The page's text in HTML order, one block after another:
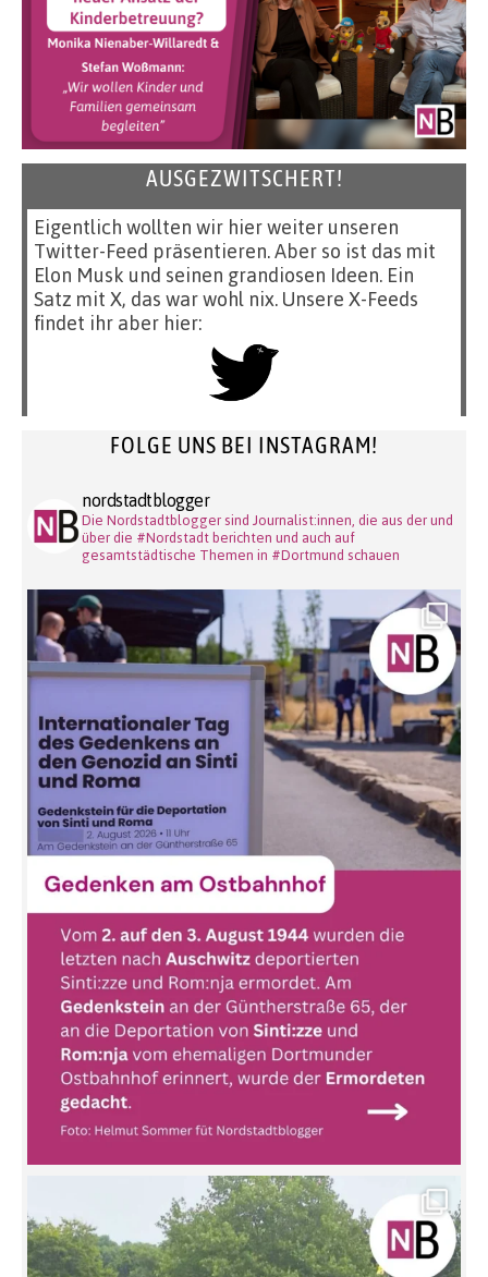
AUSGEZWITSCHERT!
Eigentlich wollten wir hier weiter unseren
Twitter-Feed präsentieren. Aber so ist das mit
Elon Musk und seinen grandiosen Ideen. Ein
Satz mit X, das war wohl nix. Unsere X-Feeds
findet ihr aber hier:
FOLGE UNS BEI INSTAGRAM!
nordstadtblogger
Die Nordstadtblogger sind Journalist:innen, die aus der und
über die #Nordstadt berichten und auch auf
gesamtstädtische Themen in #Dortmund schauen